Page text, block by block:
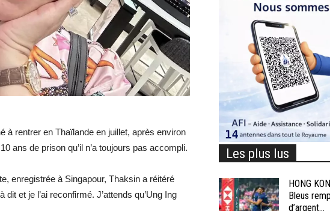
à rentrer en Thaïlande en juillet, après environ
ans de prison qu’il n’a toujours pas accompli.
enregistrée à Singapour, Thaksin a réitéré
et je l’ai reconfirmé. J’attends qu’Ung Ing
Les plus lus
HONG
Bleus
d’argent...